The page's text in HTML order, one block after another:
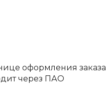
оформления заказа
через ПАО